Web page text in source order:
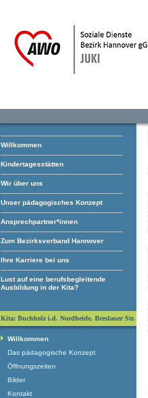
Willkommen
Kindertagesstätten
Wir über uns
Unser pädagogisches Konzept
Ansprechpartner*innen
Zum Bezirksverband Hannover
Ihre Karriere bei uns
Lust auf eine berufsbegleitende
Ausbildung in der Kita?
Kita: Buchholz i.d. Nordheide, Breslauer Str.
Willkommen
Das pädagogische Konzept
Öffnungszeiten
Bilder
Kontakt